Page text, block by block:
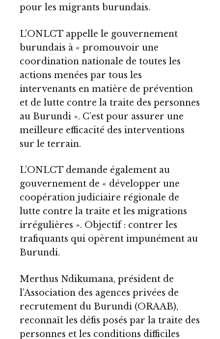
pour les migrants burundais.
L’ONLCT appelle le gouvernement
burundais à « promouvoir une
coordination nationale de toutes les
actions menées par tous les
intervenants en matière de prévention
et de lutte contre la traite des personnes
au Burundi ». C’est pour assurer une
meilleure efficacité des interventions
sur le terrain.
L’ONLCT demande également au
gouvernement de « développer une
coopération judiciaire régionale de
lutte contre la traite et les migrations
irrégulières ». Objectif : contrer les
trafiquants qui opèrent impunément au
Burundi.
Merthus Ndikumana, président de
l’Association des agences privées de
recrutement du Burundi (ORAAB),
reconnaît les défis posés par la traite des
personnes et les conditions difficiles